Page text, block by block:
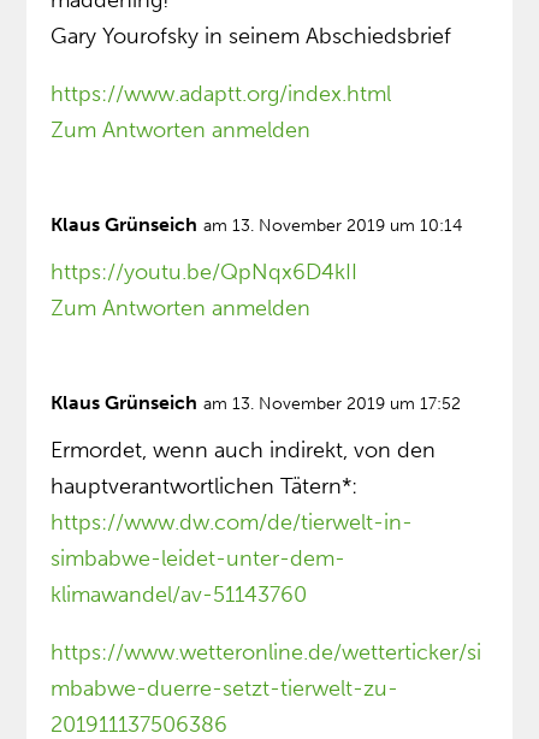
Gary Yourofsky in seinem Abschiedsbrief
https://www.adaptt.org/index.html
Zum Antworten anmelden
Klaus Grünseich am 13. November 2019 um 10:14
https://youtu.be/QpNqx6D4kII
Zum Antworten anmelden
Klaus Grünseich am 13. November 2019 um 17:52
Ermordet, wenn auch indirekt, von den
hauptverantwortlichen Tätern*:
https://www.dw.com/de/tierwelt-in-
simbabwe-leidet-unter-dem-
klimawandel/av-51143760
https://www.wetteronline.de/wetterticker/si
mbabwe-duerre-setzt-tierwelt-zu-
201911137506386